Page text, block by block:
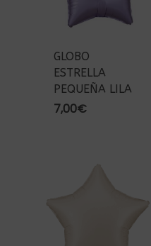
GLOBO
ESTRELLA
PEQUEÑA LILA
7,00€